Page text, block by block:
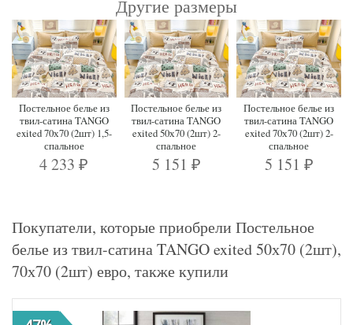
Другие размеры
Постельное белье из
твил-сатина TANGO
exited 70х70 (2шт) 1,5-
спальное
4 233₽
Постельное белье из
твил-сатина TANGO
exited 50х70 (2шт) 2-
спальное
5 151 ₽
Постельное белье из
твил-сатина TANGO
exited 70х70 (2шт) 2-
спальное
5 151 ₽
Покупатели, которые приобрели Постельное
белье из твил-сатина TANGO exited 50х70 (2шт),
70х70 (2шт) евро, также купили